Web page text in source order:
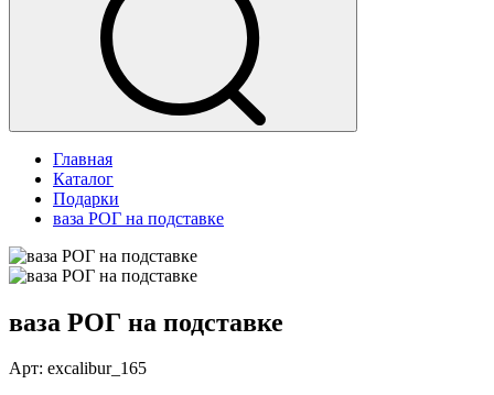
Главная
Каталог
Подарки
ваза РОГ на подставке
ваза РОГ на подставке
Арт: excalibur_165